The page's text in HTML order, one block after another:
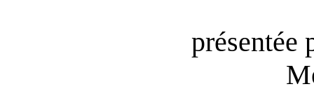
présentée